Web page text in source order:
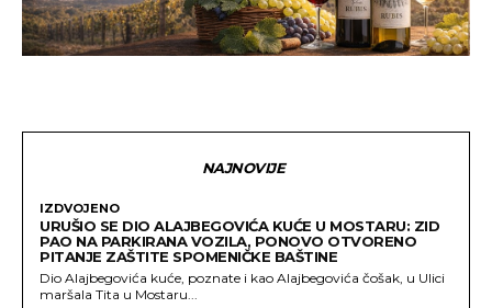
NAJNOVIJE
IZDVOJENO
URUŠIO SE DIO ALAJBEGOVIĆA KUĆE U MOSTARU: ZID
PAO NA PARKIRANA VOZILA, PONOVO OTVORENO
PITANJE ZAŠTITE SPOMENIČKE BAŠTINE
Dio Alajbegovića kuće, poznate i kao Alajbegovića čošak, u Ulici
maršala Tita u Mostaru...